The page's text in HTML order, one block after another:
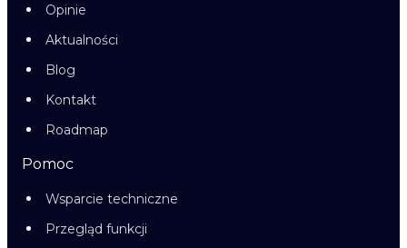
Opinie
Aktualności
Blog
Kontakt
Roadmap
Pomoc
Wsparcie techniczne
Przegląd funkcji